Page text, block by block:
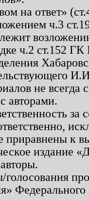
на ответ»
ч.3
ч.2 ст.152
не
авторами.
приравнены к
издание